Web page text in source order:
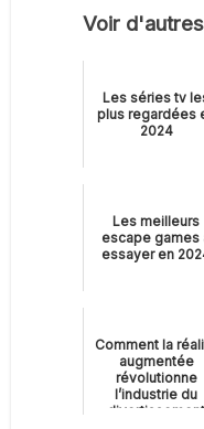
Voir
Les séries tv
plus regardées
2024
Les meilleurs
escape games
essayer en
Comment la
augmentée
révolutionne
l’industrie du
divertissement